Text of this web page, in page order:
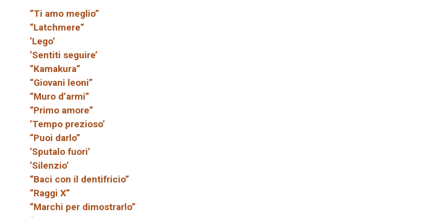
“Ti amo meglio”
“Latchmere”
‘Lego’
‘Sentiti seguire’
“Kamakura”
“Giovani leoni”
“Muro d’armi”
“Primo amore”
‘Tempo prezioso’
“Puoi darlo”
‘Sputalo fuori’
‘Silenzio’
“Baci con il dentifricio”
“Raggi X”
“Marchi per dimostrarlo”